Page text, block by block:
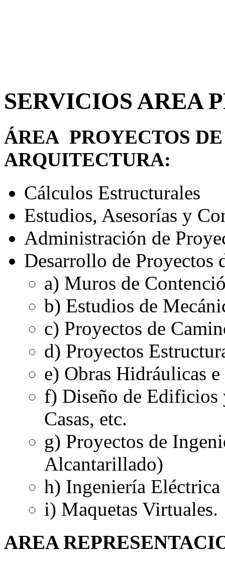
SERVICIOS AREA
ÁREA PROYECTOS
ARQUITECTURA:
Cálculos Estructurales
Estudios, Asesorías y
Administración de
Desarrollo de Proyectos
a) Muros de
b) Estudios de
c) Proyectos de
d) Proyectos
e) Obras Hidráulicas
f) Diseño de Edificios
Casas, etc.
g) Proyectos de
Alcantarillado)
h) Ingeniería Eléctrica
i) Maquetas Virtuales.
AREA